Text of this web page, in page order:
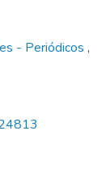
- Periódicos ,